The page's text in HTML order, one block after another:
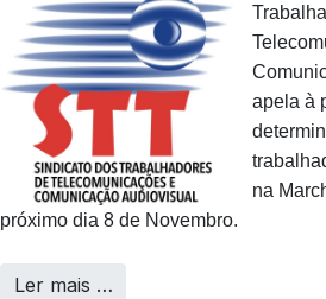
apela à
na
próximo dia 8 de Novembro.
Ler mais …